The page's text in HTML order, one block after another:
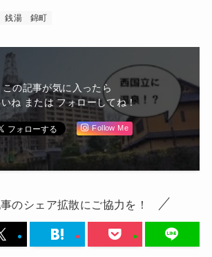
銭湯 錦町
この記事が気に入ったら
ね または フォローしてね！
Follow Me
のシェア拡散にご協力を！